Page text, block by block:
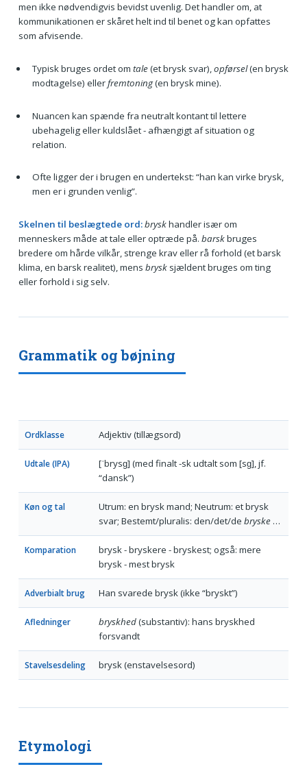
men ikke nødvendigvis bevidst uvenlig. Det handler om, at
kommunikationen er skåret helt ind til benet og kan opfattes
som afvisende.
Typisk bruges ordet om tale(et brysk svar),opførsel(en brysk
modtagelse) ellerfremtoning(en brysk mine).
Nuancen kan spænde fra neutralt kontant til lettere
ubehagelig eller kuldslået - afhængigt af situation og
relation.
Ofte ligger der i brugen en undertekst: “han kan virke brysk,
men er i grunden venlig”.
Skelnen til beslægtede ord:bryskhandler især om
menneskers måde at tale eller optræde på. barskbruges
bredere om hårde vilkår, strenge krav eller rå forhold (et barsk
klima, en barsk realitet), mens brysksjældent bruges om ting
eller forhold i sig selv.
Grammatik og bøjning
Ordklasse Adjektiv (tillægsord)
Udtale (IPA)
[ˈbrysɡ] (med finalt -sk udtalt som [sɡ], jf.
“dansk”)
Køn og tal
Utrum: en brysk mand; Neutrum: et brysk
svar; Bestemt/pluralis: den/det/de bryske…
Komparation
brysk - bryskere - bryskest; også: mere
brysk - mest brysk
Adverbialt brug Han svarede brysk (ikke “bryskt”)
Afledninger bryskhed(substantiv): hans bryskhed
forsvandt
Stavelsesdeling brysk (enstavelsesord)
Etymologi